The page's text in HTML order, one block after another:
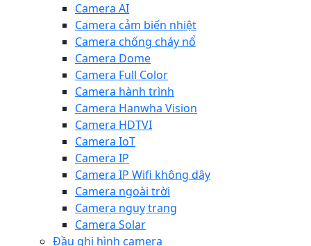
Camera AI
Camera cảm biến nhiệt
Camera chống cháy nổ
Camera Dome
Camera Full Color
Camera hành trình
Camera Hanwha Vision
Camera HDTVI
Camera IoT
Camera IP
Camera IP Wifi không dây
Camera ngoài trời
Camera nguỵ trang
Camera Solar
Đầu ghi hình camera